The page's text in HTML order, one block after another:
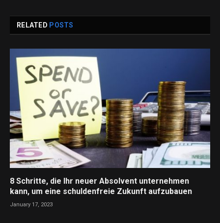
RELATED POSTS
8 Schritte, die Ihr neuer Absolvent unternehmen
kann, um eine schuldenfreie Zukunft aufzubauen
January 17, 2023